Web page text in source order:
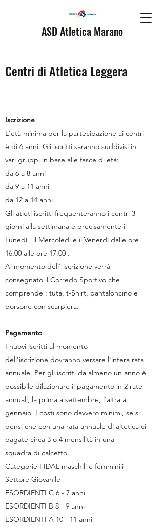
ASD Atletica Marano
Centri di Atletica Leggera
Iscrizione
L'età minima per la partecipazione ai centri
è di 6 anni. Gli iscritti saranno suddivisi in
vari gruppi in base alle fasce di età:
da 6 a 8 anni
da 9 a 11 anni
da 12 a 14 anni
Gli atleti iscritti frequenteranno i centri 3
giorni alla settimana e precisamente il
Lunedì , il Mercoledì e il Venerdì dalle ore
16.00 alle ore 17.00 .
Al momento dell' iscrizione verrà
consegnato il Corredo Sportivo che
comprende : tuta, t-Shirt, pantaloncino e
borsone con scarpiera.
Pagamento
I nuovi iscritti al momento
dell'iscrizione dovranno versare l'intera rata
annuale. Per gli iscritti da almeno un anno è
possibile dilazionare il pagamento in 2 rate
annuali, la prima a settembre, l'altra a
gennaio. I costi sono davvero minimi, se si
pensi che con una rata annuale di altetica ci
pagate circa 3 o 4 mensilità in una
squadra di calcetto.
Categorie FIDAL maschili e femminili
Settore Giovanile
ESORDIENTI C 6 - 7 anni
ESORDIENTI B 8 - 9 anni
ESORDIENTI A 10 - 11 anni